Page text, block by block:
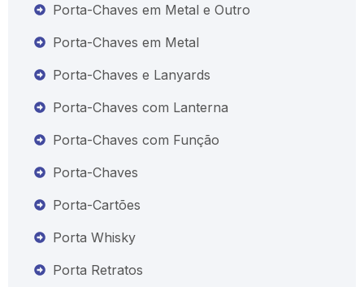
Porta-Chaves em Metal e Outro
Porta-Chaves em Metal
Porta-Chaves e Lanyards
Porta-Chaves com Lanterna
Porta-Chaves com Função
Porta-Chaves
Porta-Cartões
Porta Whisky
Porta Retratos